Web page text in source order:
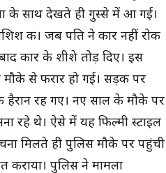
के साथ देखते ही गुस्से में आ गई।
की। जब पति ने कार नहीं रोकी
कार के शीशे तोड़ दिए। इस
मौके से फरार हो गई। सड़क पर
हैरान रह गए। नए साल के मौके पर
रहे थे। ऐसे में यह फिल्मी स्टाइल
मिलते ही पुलिस मौके पर पहुंची
कराया। पुलिस ने मामला